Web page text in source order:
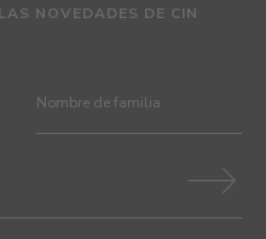
NOVEDADES DE CIN